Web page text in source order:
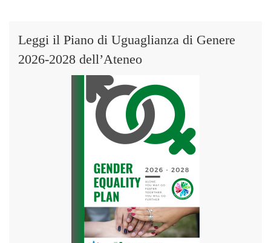
Leggi il Piano di Uguaglianza di Genere
2026-2028 dell’Ateneo